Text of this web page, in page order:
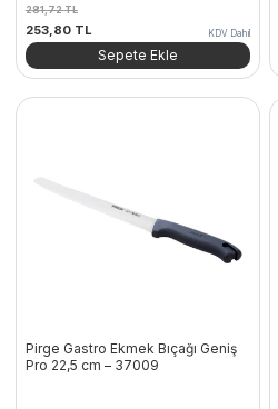
281,72TL
Orijinal
fiyat:
281,72 TL.
253,80 TLŞu
andaki
fiyat:
KDV Dahil
Sepete Ekle
Pirge Gastro Ekmek Bıçağı Geniş
Pro 22,5 cm – 37009